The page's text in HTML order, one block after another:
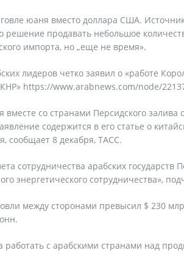
юаня вместо доллара США.
решение продавать небольшое
импорта, но „еще не время».
лидеров четко заявил о «работе
КНР» https://www.arabnews.com/node/
со странами Персидского залива
содержится в его статье о
сообщает 8 декабря, ТАСС.
сотрудничества арабских государств
энергетического сотрудничества»,
между сторонами превысил $ 230
работать с арабскими странами над